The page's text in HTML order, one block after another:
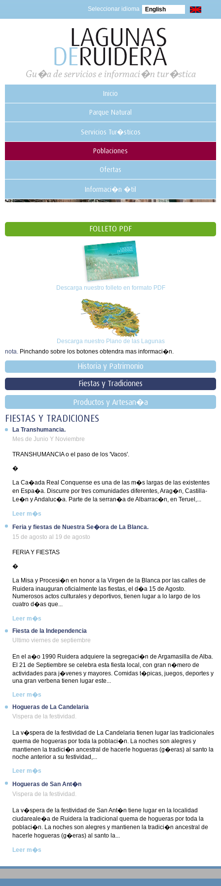
Seleccionar idioma English
Gu�a de servicios e informaci�n tur�stica
Inicio
Parque Natural
Servicios Tur�sticos
Poblaciones
Ofertas
Informaci�n �til
FOLLETO PDF
Descarga nuestro folleto en formato PDF
Descarga nuestro Plano de las Lagunas
nota. Pinchando sobre los botones obtendra mas informaci�n.
Historia y Patrimonio
Fiestas y Tradiciones
Productos y Artesan�a
FIESTAS Y TRADICIONES
La Transhumancia.
Mes de Junio Y Noviembre
TRANSHUMANCIA o el paso de los 'Vacos'.
�
La Ca�ada Real Conquense es una de las m�s largas de las existentes
en Espa�a. Discurre por tres comunidades diferentes, Arag�n, Castilla-
Le�n y Andaluc�a. Parte de la serran�a de Albarrac�n, en Teruel,...
Leer m�s
Feria y fiestas de Nuestra Se�ora de La Blanca.
15 de agosto al 19 de agosto
FERIA Y FIESTAS
�
La Misa y Procesi�n en honor a la Virgen de la Blanca por las calles de
Ruidera inauguran oficialmente las fiestas, el d�a 15 de Agosto.
Numerosos actos culturales y deportivos, tienen lugar a lo largo de los
cuatro d�as que...
Leer m�s
Fiesta de la Independencia
Ultimo viernes de septiembre
En el a�o 1990 Ruidera adquiere la segregaci�n de Argamasilla de Alba.
El 21 de Septiembre se celebra esta fiesta local, con gran n�mero de
actividades para j�venes y mayores. Comidas t�picas, juegos, deportes y
una gran verbena tienen lugar este...
Leer m�s
Hogueras de La Candelaria
Vispera de la festividad.
La v�spera de la festividad de La Candelaria tienen lugar las tradicionales
quema de hogueras por toda la poblaci�n. La noches son alegres y
mantienen la tradici�n ancestral de hacerle hogueras (g�eras) al santo la
noche anterior a su festividad,...
Leer m�s
Hogueras de San Ant�n
Vispera de la festividad.
La v�spera de la festividad de San Ant�n tiene lugar en la localidad
ciudareale�a de Ruidera la tradicional quema de hogueras por toda la
poblaci�n. La noches son alegres y mantienen la tradici�n ancestral de
hacerle hogueras (g�eras) al santo la...
Leer m�s